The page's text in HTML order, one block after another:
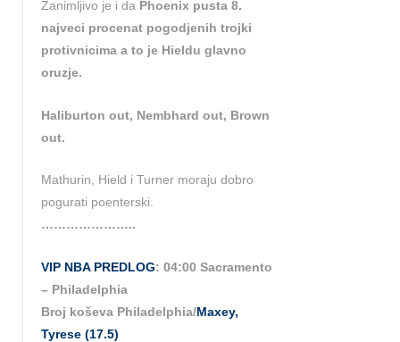
Zanimljivo je i da Phoenix pusta 8.
najveci procenat pogodjenih trojki
protivnicima a to je Hieldu glavno
oruzje.
Haliburton out, Nembhard out, Brown
out.
Mathurin, Hield i Turner moraju dobro
pogurati poenterski.
…………………..
VIP NBA PREDLOG: 04:00 Sacramento
– Philadelphia
Broj koševa Philadelphia/Maxey,
Tyrese (17.5)